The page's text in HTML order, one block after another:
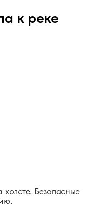
к реке
холсте. Безопасные